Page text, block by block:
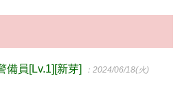
備員[Lv.1][新芽] ：2024/06/18(火)